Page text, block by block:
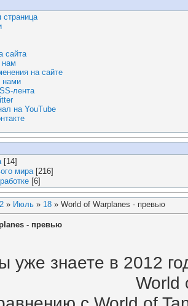
страница
сайта
нам
на сайте
нами
лента
на YouTube
[14]
мира [216]
[6]
» Июль » 18 » World of Warplanes - превью
- превью
уже знаете в 2012
World